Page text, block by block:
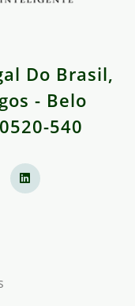
Do Brasil,
- Belo
540